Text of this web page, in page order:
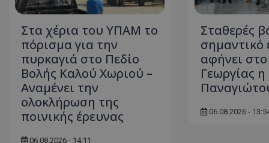
Στα χέρια του ΥΠΑΜ το
πόρισμα για την
πυρκαγιά στο Πεδίο
Βολής Καλού Χωριού –
Αναμένει την
ολοκλήρωση της
ποινικής έρευνας
06.08.2026 - 14:11
Σταθερές
σημαντικό
αφήνει
Γεωργίας
06.08.2026 -
msToken